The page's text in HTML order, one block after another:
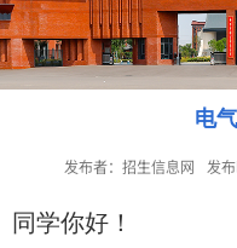
电
发布者：招生信息网 发
同学你好！